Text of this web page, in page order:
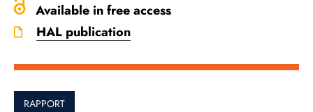
Available in free access
HAL publication
RAPPORT